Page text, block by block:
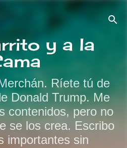
principal
y a la
Ríete tú de
Donald Trump. Me
contenidos, pero no
se los crea. Escribo
importantes sin